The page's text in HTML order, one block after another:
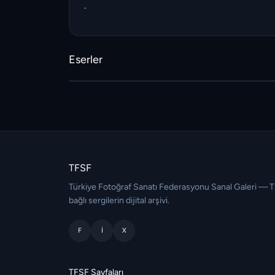
.
Eserler
TFSF
Türkiye Fotoğraf Sanatı Federasyonu Sanal Galeri —
bağlı sergilerin dijital arşivi.
F I X
TFSF Sayfaları